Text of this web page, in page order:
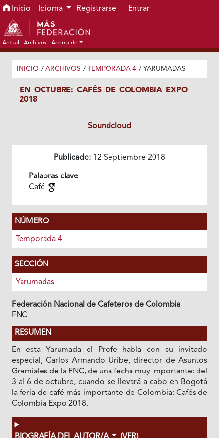
Ir al menú de navegación principal
Ir al contenido principal
Ir al pie de página del sitio
Inicio Idioma Registrarse Entrar
Actual Archivos Acerca de
INICIO / ARCHIVOS / TEMPORADA 4 / YARUMADAS
EN OCTUBRE: CAFÉS DE COLOMBIA EXPO
2018
Soundcloud
Publicado: 12 Septiembre 2018
Palabras clave
Café
NÚMERO
Temporada 4
SECCIÓN
Yarumadas
Federación Nacional de Cafeteros de Colombia
FNC
RESUMEN
En esta Yarumada el Profe habla con su invitado
especial, Carlos Armando Uribe, director de Asuntos
Gremiales de la FNC, de una fecha muy importante: del
3 al 6 de octubre, cuando se llevará a cabo en Bogotá
la feria de café más importante de Colombia: Cafés de
Colombia Expo 2018.